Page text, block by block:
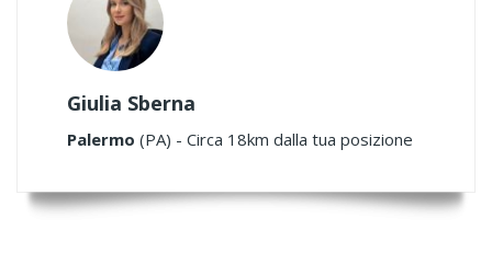
Giulia Sberna
Palermo (PA) - Circa 18km dalla tua posizione